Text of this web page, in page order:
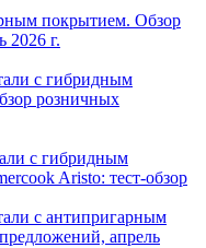
покрытием. Обзор
2026 г.
с гибридным
розничных
с гибридным
Aristo: тест-обзор
с антипригарным
апрель